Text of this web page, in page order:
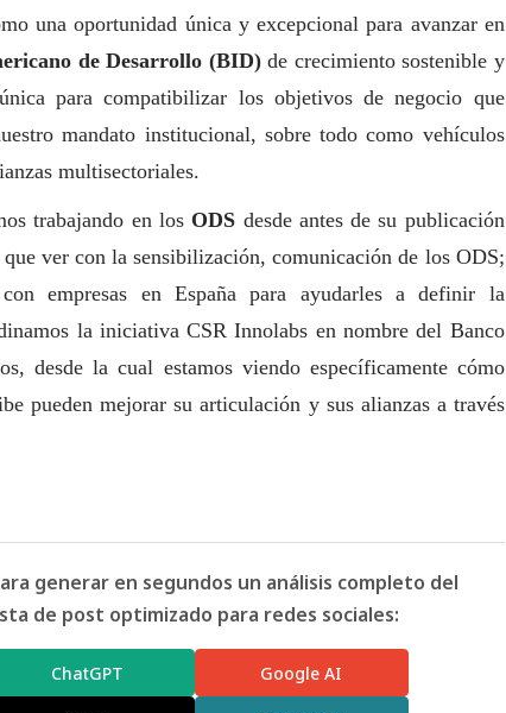
una oportunidad única y excepcional para avanzar en
de Desarrollo (BID)de crecimiento sostenible y
para compatibilizar los objetivos de negocio que
mandato institucional, sobre todo como vehículos
multisectoriales.
trabajando en los ODS desde antes de su publicación
ver con la sensibilización, comunicación de los ODS;
empresas en España para ayudarles a definir la
la iniciativa CSR Innolabs en nombre del Banco
desde la cual estamos viendo específicamente cómo
pueden mejorar su articulación y sus alianzas a través
generar en segundos un análisis completo del
de post optimizado para redes sociales:
ChatGPT Google AI